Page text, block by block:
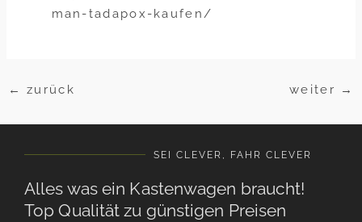
man-tadapox-kaufen/
← zurück weiter →
SEI CLEVER, FAHR CLEVER
Alles was ein Kastenwagen braucht!
Top Qualität zu günstigen Preisen